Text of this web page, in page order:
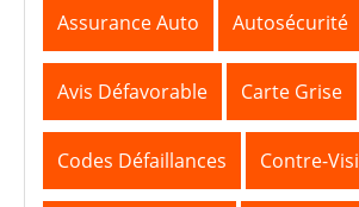
Assurance Auto Autosécurité
Avis Défavorable Carte Grise
Codes Défaillances Contre-